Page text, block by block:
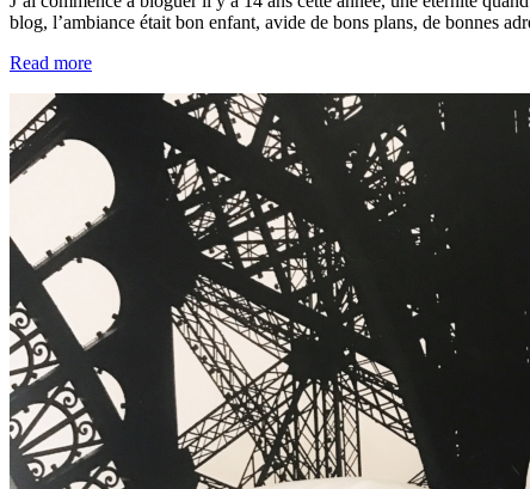
blog, l’ambiance était bon enfant, avide de bons plans, de bonnes
Read more